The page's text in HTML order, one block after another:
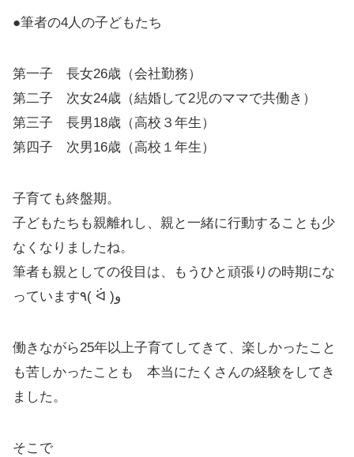
●筆者の4人の子どもたち
第一子 長女26歳（会社勤務）
第二子 次女24歳（結婚して2児のママで共働き）
第三子 長男18歳（高校３年生）
第四子 次男16歳（高校１年生）
子育ても終盤期。
子どもたちも親離れし、親と一緒に行動することも少
なくなりましたね。
筆者も親としての役目は、もうひと頑張りの時期にな
っています٩( ᐛ )و
働きながら25年以上子育てしてきて、楽しかったこと
も苦しかったことも 本当にたくさんの経験をしてき
ました。
そこで